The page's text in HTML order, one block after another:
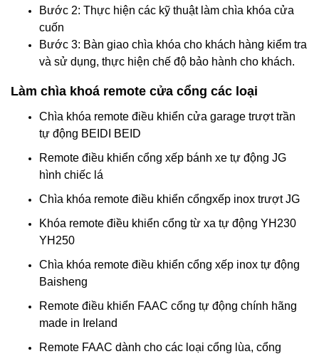
Bước 2: Thực hiện các kỹ thuật làm chìa khóa cửa
cuốn
Bước 3: Bàn giao chìa khóa cho khách hàng kiểm tra
và sử dụng, thực hiện chế độ bảo hành cho khách.
Làm chìa khoá remote cửa cổng các loại
Chìa khóa remote điều khiển cửa garage trượt trần
tự động BEIDI BEID
Remote điều khiển cổng xếp bánh xe tự động JG
hình chiếc lá
Chìa khóa remote điều khiển cổngxếp inox trượt JG
Khóa remote điều khiển cổng từ xa tự động YH230
YH250
Chìa khóa remote điều khiển cổng xếp inox tự động
Baisheng
Remote điều khiển FAAC cổng tự động chính hãng
made in Ireland
Remote FAAC dành cho các loại cổng lùa, cổng